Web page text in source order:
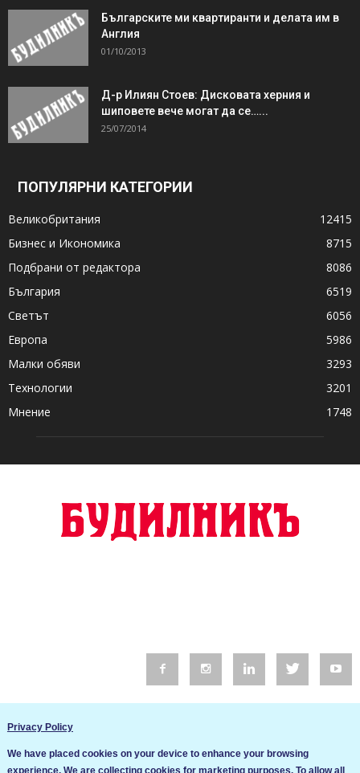
Българските ми квартиранти и делата им в
Англия
01/10/2013
Д-р Илиян Стоев: Дисковата херния и
шиповете вече могат да се…...
25/07/2014
ПОПУЛЯРНИ КАТЕГОРИИ
Великобритания
12415
Бизнес и Икономика
8715
Подбрани от редактора
8086
България
6519
Светът
6056
Европа
5986
Малки обяви
3293
Технологии
3201
Мнение
1748
Privacy Policy
We have placed cookies on your device to enhance your browsing
experience. We are collecting cookies for marketing purposes. To allow all